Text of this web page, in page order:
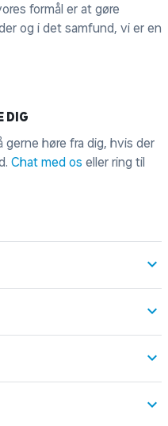
formål er at gøre
og i det samfund, vi er en
DIG
gerne høre fra dig, hvis der
Chat med os eller ring til